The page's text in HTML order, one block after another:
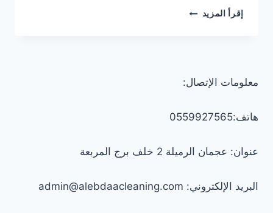
إقرأ المزيد شغالات
معلومات الإتصال:
هاتف:0559927565
عنوان: عجمان الرميلة 2 خلف برج المربعة
البريد الإلكتروني: admin@alebdaacleaning.com